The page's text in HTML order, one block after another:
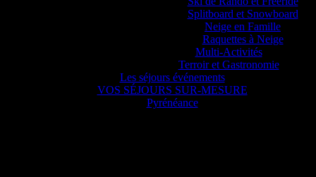
Splitboard et Snowboard
Neige en Famille
Raquettes à Neige
Multi-Activités
Terroir et Gastronomie
Les séjours événements
VOS SÉJOURS SUR-MESURE
Pyrénéance